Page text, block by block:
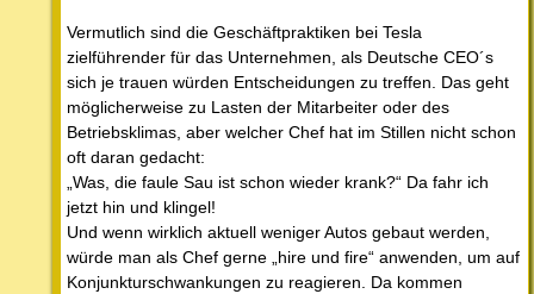
Vermutlich sind die Geschäftpraktiken bei Tesla
zielführender für das Unternehmen, als Deutsche CEO´s
sich je trauen würden Entscheidungen zu treffen. Das geht
möglicherweise zu Lasten der Mitarbeiter oder des
Betriebsklimas, aber welcher Chef hat im Stillen nicht schon
oft daran gedacht:
„Was, die faule Sau ist schon wieder krank?“ Da fahr ich
jetzt hin und klingel!
Und wenn wirklich aktuell weniger Autos gebaut werden,
würde man als Chef gerne „hire und fire“ anwenden, um auf
Konjunkturschwankungen zu reagieren. Da kommen